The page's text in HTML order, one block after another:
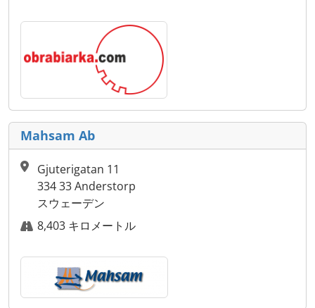
Mahsam Ab
Gjuterigatan 11
334 33 Anderstorp
スウェーデン
8,403 キロメートル